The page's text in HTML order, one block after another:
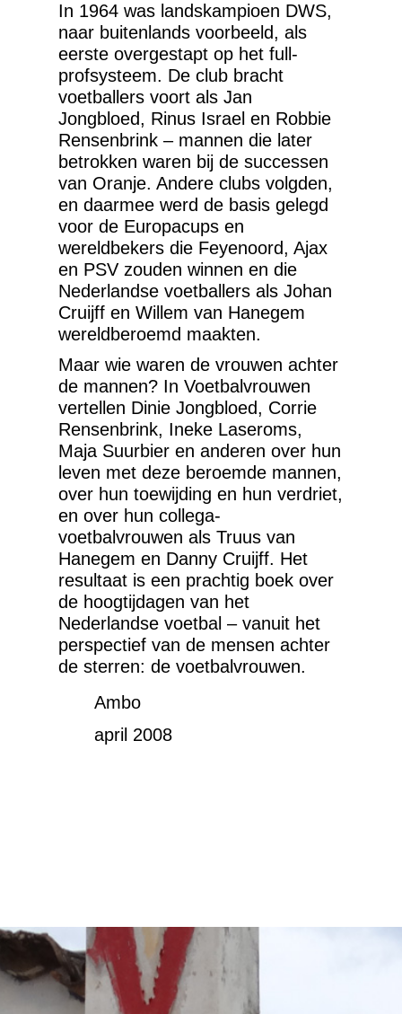
In 1964 was landskampioen DWS,
naar buitenlands voorbeeld, als
eerste overgestapt op het full-
profsysteem. De club bracht
voetballers voort als Jan
Jongbloed, Rinus Israel en Robbie
Rensenbrink – mannen die later
betrokken waren bij de successen
van Oranje. Andere clubs volgden,
en daarmee werd de basis gelegd
voor de Europacups en
wereldbekers die Feyenoord, Ajax
en PSV zouden winnen en die
Nederlandse voetballers als Johan
Cruijff en Willem van Hanegem
wereldberoemd maakten.
Maar wie waren de vrouwen achter
de mannen? In Voetbalvrouwen
vertellen Dinie Jongbloed, Corrie
Rensenbrink, Ineke Laseroms,
Maja Suurbier en anderen over hun
leven met deze beroemde mannen,
over hun toewijding en hun verdriet,
en over hun collega-
voetbalvrouwen als Truus van
Hanegem en Danny Cruijff. Het
resultaat is een prachtig boek over
de hoogtijdagen van het
Nederlandse voetbal – vanuit het
perspectief van de mensen achter
de sterren: de voetbalvrouwen.
Ambo
april 2008